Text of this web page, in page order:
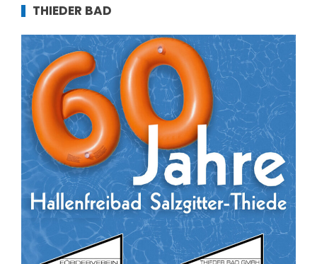
THIEDER BAD